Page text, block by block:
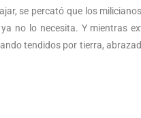
se percató que los
no lo necesita. Y mientras
tendidos por tierra,